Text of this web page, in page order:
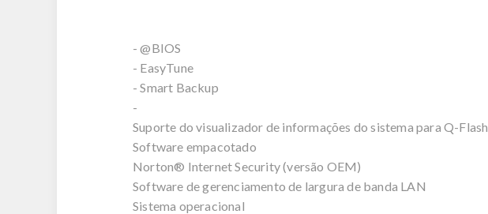
- @BIOS
- EasyTune
- Smart Backup
-
Suporte do visualizador de informações do sistema para Q-Flash
Software empacotado
Norton® Internet Security (versão OEM)
Software de gerenciamento de largura de banda LAN
Sistema operacional